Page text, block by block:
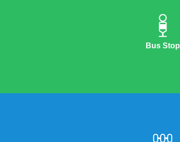
Bus Stop